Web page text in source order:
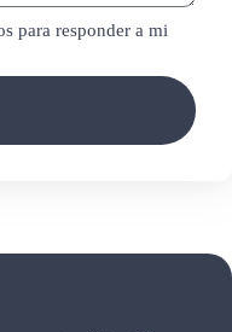
para responder a mi